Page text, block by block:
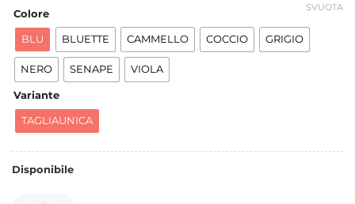
Colore
BLU BLUETTE CAMMELLO COCCIO GRIGIO
NERO SENAPE VIOLA
Variante
TAGLIAUNICA
SVUOTA
Disponibile
151440 quantità